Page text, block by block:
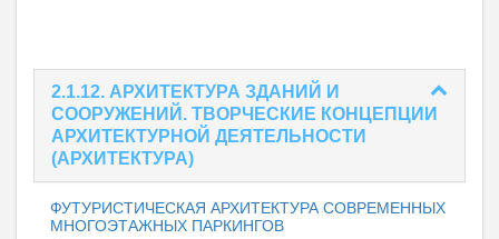
2.1.12. АРХИТЕКТУРА ЗДАНИЙ И
СООРУЖЕНИЙ. ТВОРЧЕСКИЕ КОНЦЕПЦИИ
АРХИТЕКТУРНОЙ ДЕЯТЕЛЬНОСТИ
(АРХИТЕКТУРА)
ФУТУРИСТИЧЕСКАЯ АРХИТЕКТУРА СОВРЕМЕННЫХ
МНОГОЭТАЖНЫХ ПАРКИНГОВ